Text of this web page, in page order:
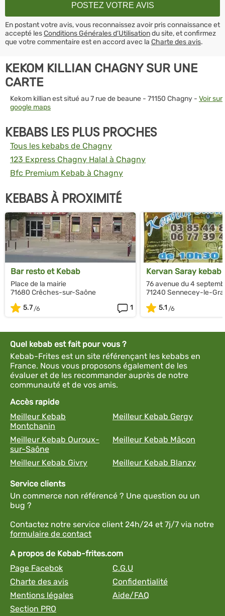
En postant votre avis, vous reconnaissez avoir pris connaissance et
accepté lesConditions Générales d’Utilisationdu site, et confirmez
que votre commentaire est en accord avec la Charte des avis.
KEKOM KILLIAN CHAGNY SUR UNE
CARTE
Kekom killian est situé au 7 rue de beaune - 71150 Chagny - Voir sur
google maps
KEBABS LES PLUS PROCHES
Tous les kebabs de Chagny
123 Express Chagny Halal à Chagny
Bfc Premium Kebab à Chagny
KEBABS À PROXIMITÉ
Bar resto et Kebab
Place de la mairie
71680 Crêches-sur-Saône
5.7
1
Kervan Saray kebab
76 avenue du 4
71240 Sennecey-le-
5.1
Quel kebab est fait pour vous ?
Kebab-Frites est un site référençant les kebabs en
France. Nous vous proposons également de les
évaluer et de les recommander auprès de notre
communauté et de vos amis.
Accès rapide
Meilleur Kebab
Montchanin
Meilleur Kebab Gergy
Meilleur Kebab Ouroux-
sur-Saône
Meilleur Kebab Mâcon
Meilleur Kebab Givry Meilleur Kebab Blanzy
Service clients
Un commerce non référencé ? Une question ou un
bug ?
Contactez notre service client 24h/24 et 7j/7 via notre
formulaire de contact
A propos de Kebab-frites.com
Page Facebok
C.G.U
Charte des avis
Confidentialité
Mentions légales
Aide/FAQ
Section PRO